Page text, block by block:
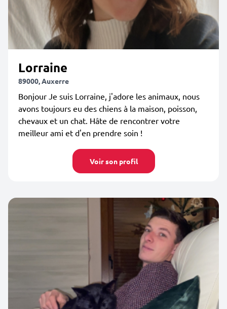
Lorraine
89000, Auxerre
Bonjour Je suis Lorraine, j'adore les animaux, nous
avons toujours eu des chiens à la maison, poisson,
chevaux et un chat. Hâte de rencontrer votre
meilleur ami et d'en prendre soin !
Voir son profil